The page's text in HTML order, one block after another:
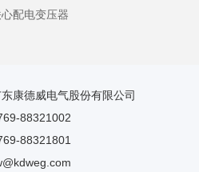
配电变压器
康德威电气股份有限公司
88321002
88321801